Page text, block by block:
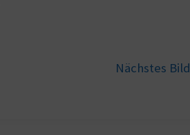
Nächstes Bild